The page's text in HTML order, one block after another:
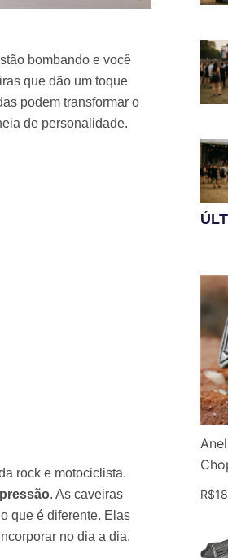
bombando e você
que dão um toque
podem transformar o
de personalidade.
rock e motociclista.
. As caveiras
que é diferente. Elas
no dia a dia.
R$